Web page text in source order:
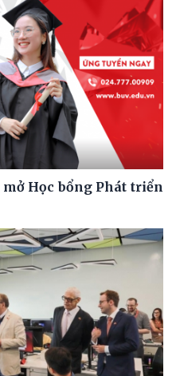
Học bổng Phát triển